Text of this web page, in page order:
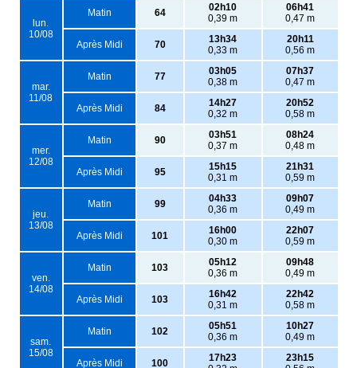
lun.
10/08
Matin 64
02h10
0,39 m
06h41
0,47 m
Après Midi 70
13h34
0,33 m
20h11
0,56 m
mar.
11/08
Matin 77
03h05
0,38 m
07h37
0,47 m
Après Midi 84
14h27
0,32 m
20h52
0,58 m
mer.
12/08
Matin 90
03h51
0,37 m
08h24
0,48 m
Après Midi 95
15h15
0,31 m
21h31
0,59 m
jeu.
13/08
Matin 99
04h33
0,36 m
09h07
0,49 m
Après Midi 101
16h00
0,30 m
22h07
0,59 m
ven.
14/08
Matin 103
05h12
0,36 m
09h48
0,49 m
Après Midi 103
16h42
0,31 m
22h42
0,58 m
sam.
15/08
Matin 102
05h51
0,36 m
10h27
0,49 m
Après Midi 100
17h23
23h15